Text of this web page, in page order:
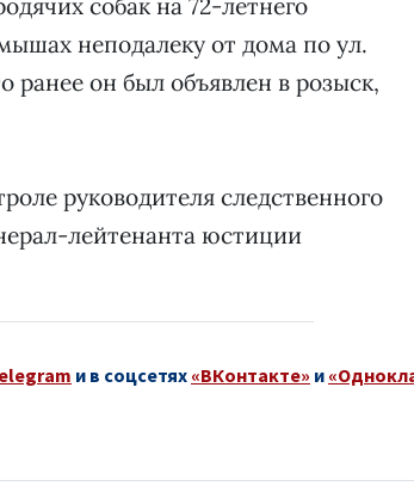
собак на 72-летнего
неподалеку от дома по ул.
ранее он был объявлен в розыск,
руководителя следственного
лейтенанта юстиции
и в соцсетях «ВКонтакте» и